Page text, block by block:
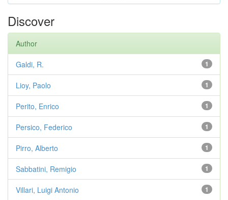
Discover
Author
1
Galdi, R.
1
Lioy, Paolo
1
Perito, Enrico
1
Persico, Federico
1
Pirro, Alberto
1
Sabbatini, Remigio
1
Villari, Luigi Antonio